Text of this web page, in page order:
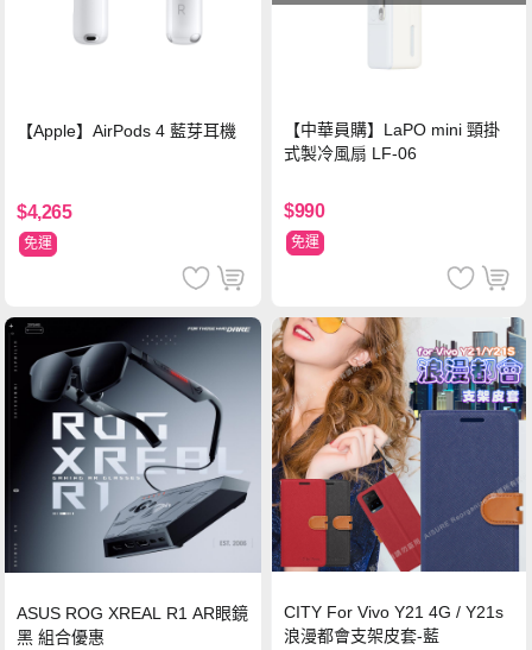
【Apple】AirPods 4 藍芽耳機
$4,265
免運
【中華員購】LaPO mini 頸掛
式製冷風扇 LF-06
$990
免運
ASUS ROG XREAL R1 AR眼鏡
黑 組合優惠
CITY For Vivo Y21 4G / Y21s
浪漫都會支架皮套-藍